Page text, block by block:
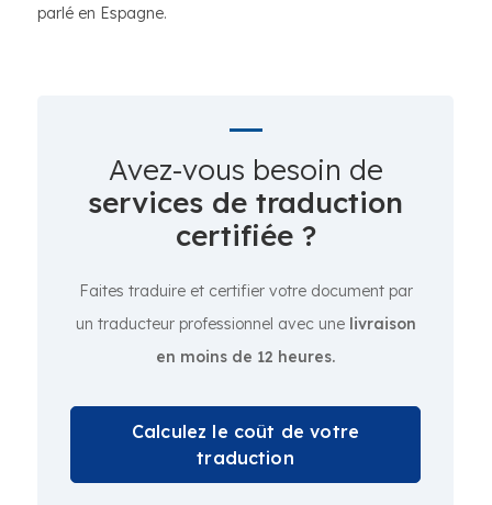
parlé en Espagne.
Avez-vous besoin de
services de traduction
certifiée ?
Faites traduire et certifier votre document par
un traducteur professionnel avec une livraison
en moins de 12 heures.
Calculez le coût de votre
traduction